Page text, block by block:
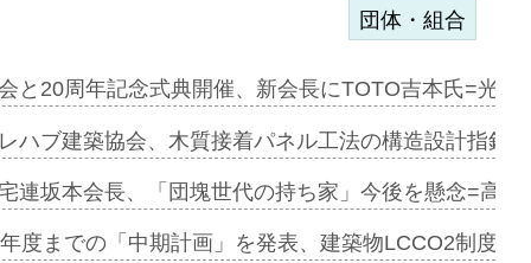
を提案=P…
ンビ…
団体・組合
と20周年記念式典開催、新会長にTOTO吉本氏=光
ハブ建築協会、木質接着パネル工法の構造設計指針
連坂本会長、「団塊世代の持ち家」今後を懸念=高
度までの「中期計画」を発表、建築物LCCO2制度